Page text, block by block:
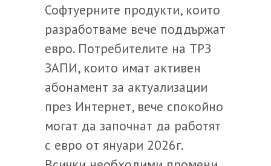
Софтуерните продукти, които
разработваме вече поддържат
евро. Потребителите на ТРЗ
ЗАПИ, които имат активен
абонамент за актуализации
през Интернет, вече спокойно
могат да започнат да работят
с евро от януари 2026г.